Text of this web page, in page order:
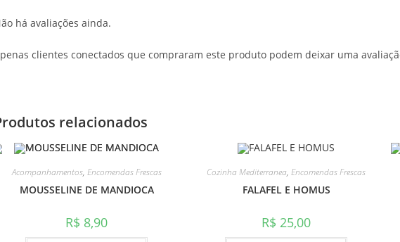
há avaliações ainda.
clientes conectados que compraram este produto podem deixar uma
relacionados
Acompanhamentos, Encomendas Frescas
MOUSSELINE DE MANDIOCA
R$ 8,90
Cozinha Mediterranea,Encomendas Frescas
FALAFEL E HOMUS
R$ 25,00